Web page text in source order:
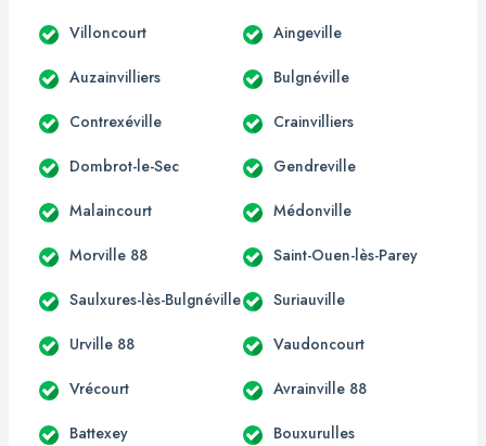
Villoncourt Aingeville
Auzainvilliers Bulgnéville
Contrexéville Crainvilliers
Dombrot-le-Sec Gendreville
Malaincourt Médonville
Morville 88 Saint-Ouen-lès-Parey
Saulxures-lès-Bulgnéville Suriauville
Urville 88 Vaudoncourt
Vrécourt Avrainville 88
Battexey Bouxurulles